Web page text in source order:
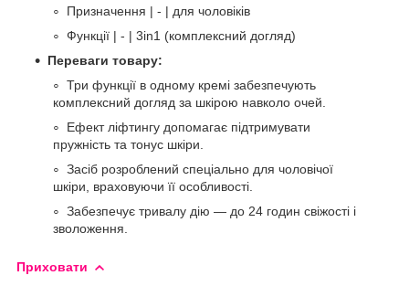
Призначення | - | для чоловіків
Функції | - | 3in1 (комплексний догляд)
Переваги товару:
Три функції в одному кремі забезпечують
комплексний догляд за шкірою навколо очей.
Ефект ліфтингу допомагає підтримувати
пружність та тонус шкіри.
Засіб розроблений спеціально для чоловічої
шкіри, враховуючи її особливості.
Забезпечує тривалу дію — до 24 годин свіжості і
зволоження.
Приховати